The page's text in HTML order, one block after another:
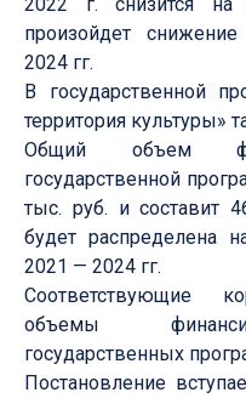
произойдет
2024 гг.
В государственной
территория культуры»
Общий объем
государственной
тыс. руб. и составит
будет распределена
2021 — 2024 гг.
Соответствующие
объемы
государственных
Постановление